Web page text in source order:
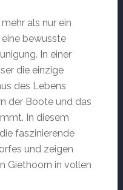
als nur ein
bewusste
In einer
die einzige
des Lebens
der Boote und das
In diesem
faszinierende
und zeigen
Giethoorn in vollen